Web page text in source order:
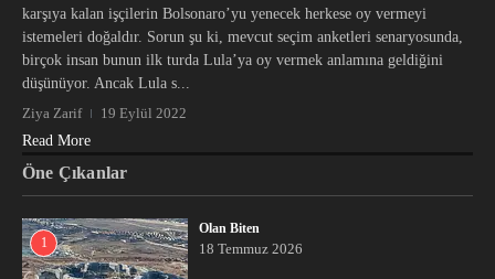
karşıya kalan işçilerin Bolsonaro’yu yenecek herkese oy vermeyi
istemeleri doğaldır. Sorun şu ki, mevcut seçim anketleri senaryosunda,
birçok insan bunun ilk turda Lula’ya oy vermek anlamına geldiğini
düşünüyor. Ancak Lula s...
Ziya Zarif
19 Eylül 2022
Read More
Öne Çıkanlar
1
Olan Biten
18 Temmuz 2026